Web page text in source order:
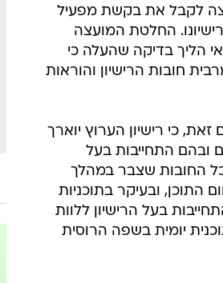
לקבל את בקשת מפעיל
החלטת המועצה
הליך בדיקה שהעלה כי
חובות הרישיון והוראות
כי רישיון הערוץ יוארך
ובהם התחייבות בעל
כל החובות שצבר במהלך
התוכן, ובעיקר בתוכניות
בעל הרישיון ללוות
יומית בשפה הרוסית